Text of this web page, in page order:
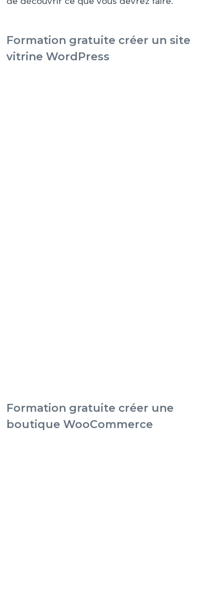
Formation gratuite créer un site
vitrine WordPress
Formation gratuite créer une
boutique WooCommerce